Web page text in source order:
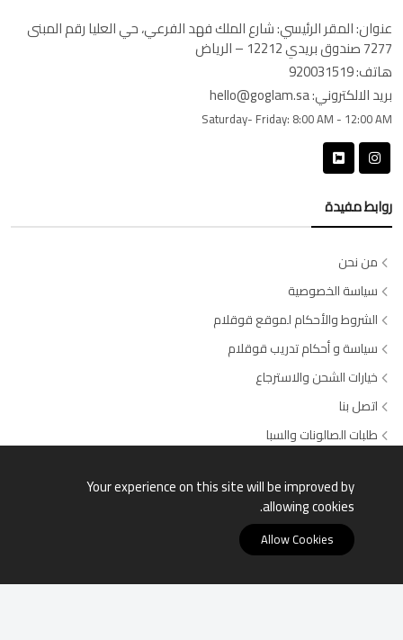
عنوان:المقر الرئيسي: شارع الملك فهد الفرعي، حي العليا رقم المبنى
7277 صندوق بريدي 12212 – الرياض
هاتف:920031519
بريد الالكتروني:hello@goglam.sa
Saturday- Friday: 8:00 AM - 12:00 AM
روابط مفيدة
من نحن
سياسة الخصوصية
الشروط والأحكام لموقع قوقلام
سياسة و أحكام تدريب قوقلام
خيارات الشحن والاسترجاع
اتصل بنا
طلبات الصالونات والسبا
Your experience on this site will be improved by
allowing cookies.
Allow Cookies